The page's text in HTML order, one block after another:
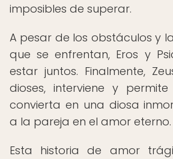
imposibles de superar.
A pesar de los obstáculos y
que se enfrentan, Eros y
estar juntos. Finalmente,
dioses, interviene y
convierta en una diosa
a la pareja en el amor eterno.
Esta historia de amor